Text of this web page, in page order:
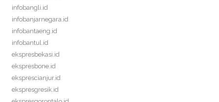
infobangli.id
infobanjarnegara.id
infobantaeng.id
infobantul.id
ekspresbekasi.id
ekspresbone.id
eksprescianjur.id
ekspresgresik.id